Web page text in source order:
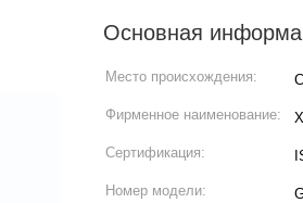
Основная
Место происхождения:
Фирменное наименование:
Сертификация:
Номер модели: